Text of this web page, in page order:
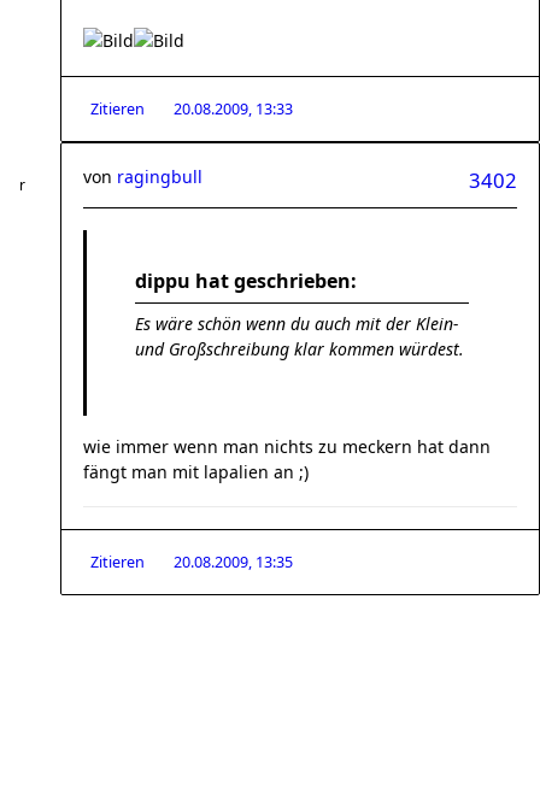
Zitieren 20.08.2009, 13:33
3402
von ragingbull
dippu hat geschrieben:
Es wäre schön wenn du auch mit der Klein-
und Großschreibung klar kommen würdest.
wie immer wenn man nichts zu meckern hat dann
fängt man mit lapalien an ;)
Zitieren 20.08.2009, 13:35